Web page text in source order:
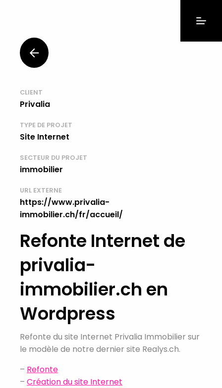
CLIENT
Privalia
TYPE DE PROJET
Site Internet
SECTEUR DU PROJET
immobilier
URL EXTERNE
https://www.privalia-
immobilier.ch/fr/accueil/
Refonte Internet de
privalia-
immobilier.ch en
Wordpress
Refonte du site Internet Privalia Immobilier sur
le modèle de notre dernier site Realys.ch.
– Refonte
– Création du site Internet